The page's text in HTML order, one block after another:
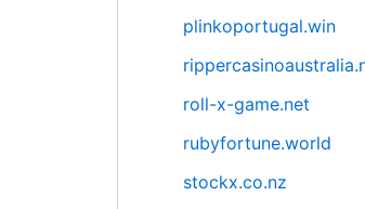
plinkoportugal.win
roll-x-game.net
rubyfortune.world
stockx.co.nz